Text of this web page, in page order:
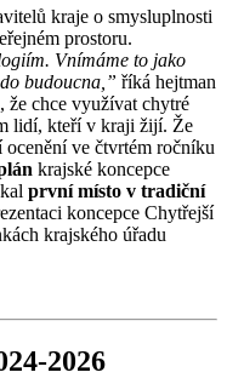
kraje o smysluplnosti
prostoru.
Vnímáme to jako
budoucna,” říká hejtman
že chce využívat chytré
lidí, kteří v kraji žijí. Že
ve čtvrtém ročníku
krajské koncepce
první místo v tradiční
koncepce Chytřejší
krajského úřadu
2026